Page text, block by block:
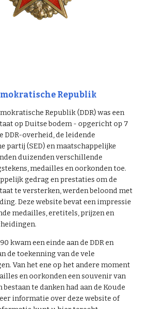
Republik
Republik (DDR) was een
op Duitse bodem - opgericht op 7
DDR-overheid, de leidende
partij (SED) en maatschappelijke
duizenden verschillende
medailles en oorkonden toe.
gedrag en prestaties om de
te versterken, werden beloond met
Deze website bevat een impressie
medailles, eretitels, prijzen en
kwam een einde aan de DDR en
de toekenning van de vele
Van het ene op het andere moment
en oorkonden een souvenir van
bestaan te danken had aan de Koude
informatie over deze website of